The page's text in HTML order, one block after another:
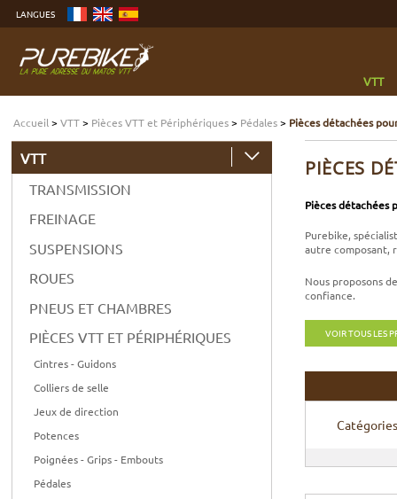
contenu
menu
Aller
LANGUES
VTT
Accueil >VTT> Pièces VTT et Périphériques> Pédales> Pièces détachées
PIÈCES
Pièces détachées
Purebike,
autre composant,
Nous proposons
confiance.
VOIR TOUS LES
Catégories
VTT
TRANSMISSION
FREINAGE
SUSPENSIONS
ROUES
PNEUS ET CHAMBRES
PIÈCES VTT ET PÉRIPHÉRIQUES
Cintres - Guidons
Colliers de selle
Jeux de direction
Potences
Poignées - Grips - Embouts
Pédales